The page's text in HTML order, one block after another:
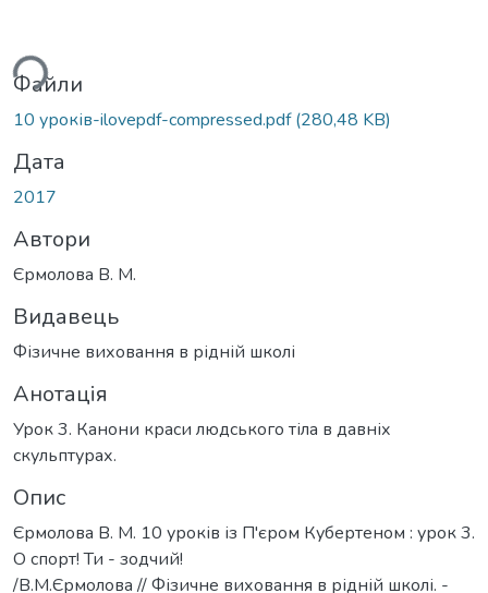
Файли
10 уроків-ilovepdf-compressed.pdf(280,48 KB)
Дата
2017
Автори
Єрмолова В. М.
Видавець
Фізичне виховання в рідній школі
Анотація
Урок 3. Канони краси людського тіла в давніх
скульптурах.
Опис
Єрмолова В. М. 10 уроків із П'єром Кубертеном : урок 3.
О спорт! Ти - зодчий!
/В.М.Єрмолова // Фізичне виховання в рідній школі. -